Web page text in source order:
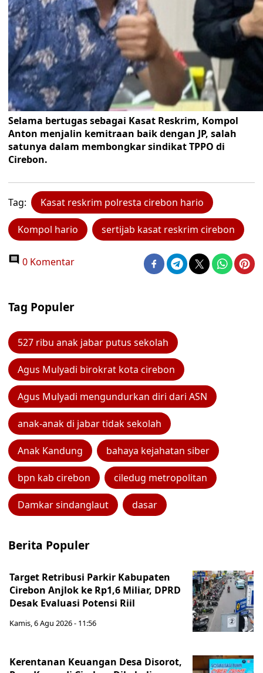
Selama bertugas sebagai Kasat Reskrim, Kompol
Anton menjalin kemitraan baik dengan JP, salah
satunya dalam membongkar sindikat TPPO di
Cirebon.
Tag: Kasat reskrim polresta cirebon hario
Kompol hario sertijab kasat reskrim cirebon
0 Komentar
Tag Populer
527 ribu anak jabar putus sekolah
Agus Mulyadi birokrat kota cirebon
Agus Mulyadi mengundurkan diri dari ASN
anak-anak di jabar tidak sekolah
Anak Kandung bahaya kejahatan siber
bpn kab cirebon ciledug metropolitan
Damkar sindanglaut dasar
Berita Populer
Target Retribusi Parkir Kabupaten
Cirebon Anjlok ke Rp1,6 Miliar, DPRD
Desak Evaluasi Potensi Riil
Kamis, 6 Agu 2026 - 11:56
Kerentanan Keuangan Desa Disorot,